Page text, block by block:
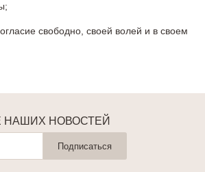
свободно, своей волей и в своем
НАШИХ НОВОСТЕЙ
Подписаться